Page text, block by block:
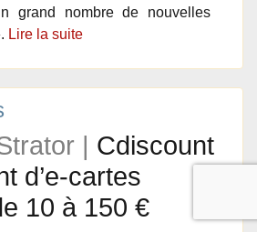
grand nombre de nouvelles
Lire la suite
| Cdiscount
d’e-cartes
10 à 150 €